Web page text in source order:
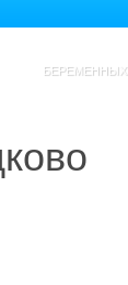
БЕРЕМЕННЫХ